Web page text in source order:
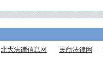
北大法律信息网 民商法律网